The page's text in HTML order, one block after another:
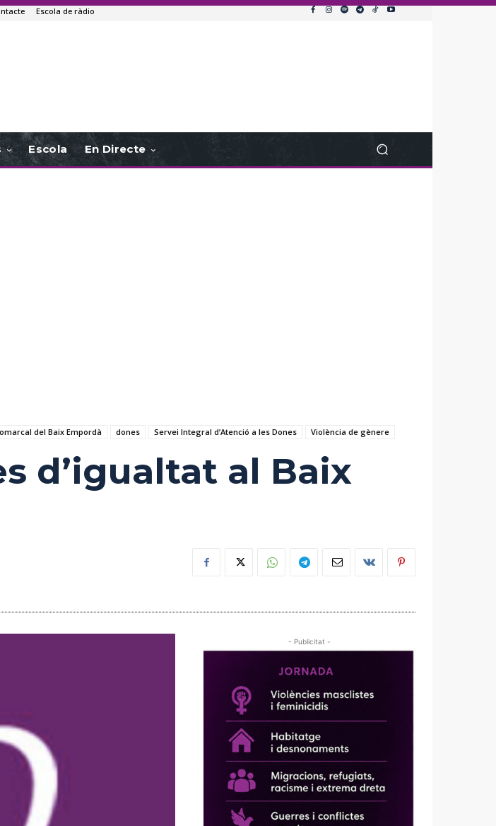
Escola de ràdio
Escola En Directe
del Baix Empordà dones Servei Integral d’Atenció a les Dones Violència de gènere
d’igualtat al Baix
- Publicitat -